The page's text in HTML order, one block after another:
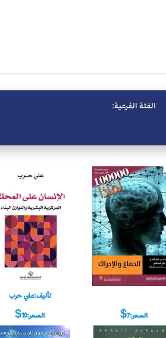
الفئة الفرعية:
السعر:7$
تأليف:علي حرب
السعر:10$